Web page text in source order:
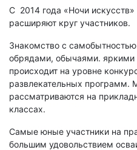
С 2014 года «Ночи
расширяют круг участников.
Знакомство с
обрядами, обычаями.
происходит на уровне
развлекательных программ.
рассматриваются на
классах.
Самые юные участники на
большим удовольствием